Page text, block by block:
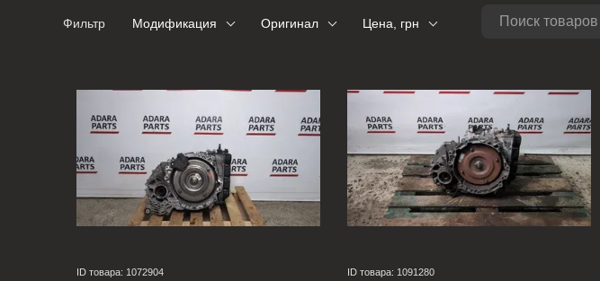
Фильтр Модификация Оригинал Цена, грн
ID товара: 1072904 ID товара: 1091280